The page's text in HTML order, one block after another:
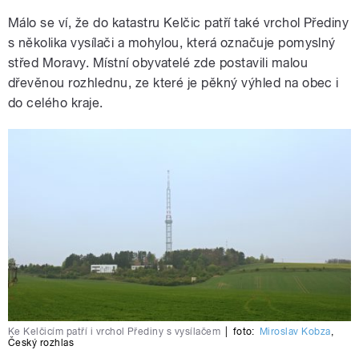
Málo se ví, že do katastru Kelčic patří také vrchol Přediny
s několika vysílači a mohylou, která označuje pomyslný
střed Moravy. Místní obyvatelé zde postavili malou
dřevěnou rozhlednu, ze které je pěkný výhled na obec i
do celého kraje.
Ke Kelčicím patří i vrchol Přediny s vysílačem foto: Miroslav Kobza,
Český rozhlas